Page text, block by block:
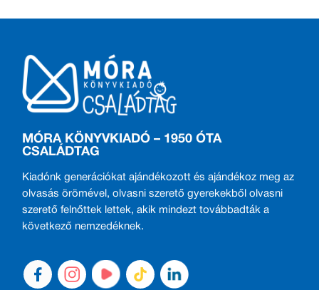
MÓRA KÖNYVKIADÓ – 1950 ÓTA
CSALÁDTAG
Kiadónk generációkat ajándékozott és ajándékoz meg az
olvasás örömével, olvasni szerető gyerekekből olvasni
szerető felnőttek lettek, akik mindezt továbbadták a
következő nemzedéknek.